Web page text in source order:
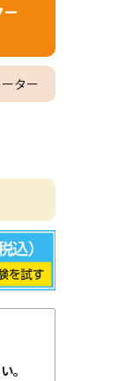
ター
。